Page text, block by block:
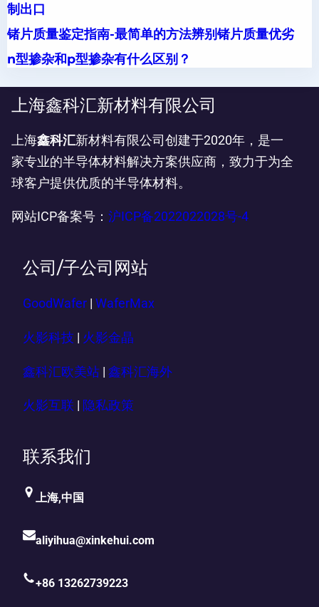
制出口
锗片质量鉴定指南-最简单的方法辨别锗片质量优劣
n型掺杂和p型掺杂有什么区别？
上海鑫科汇新材料有限公司
上海鑫科汇新材料有限公司创建于2020年，是一
家专业的半导体材料解决方案供应商，致力于为全
球客户提供优质的半导体材料。
网站ICP备案号： 沪ICP备2022022028号-4
公司/子公司网站
GoodWafer WaferMax
火影科技 火影金晶
鑫科汇欧美站 | 鑫科汇海外
火影互联 隐私政策
联系我们
上海,中国
aliyihua@xinkehui.com
+86 13262739223